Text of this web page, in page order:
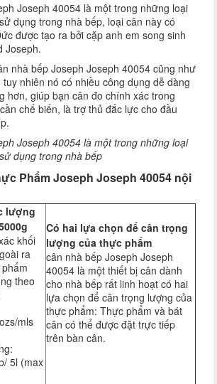
Joseph 40054 là một trong những loại
dụng trong nhà bếp, loại cân này có
được tạo ra bởi cặp anh em song sinh
Joseph.
nhà bếp Joseph Joseph 40054 cũng như
nhiên nó có nhiều công dụng dễ dàng
hơn, giúp bạn cân đo chính xác trong
chế biến, là trợ thủ đắc lực cho đầu
Joseph 40054 là một trong những loại
dụng trong nhà bếp
Phẩm Joseph Joseph 40054 nội
lượng
khối
ra
theo
mls
5l (max
Có hai lựa chọn để cân trọng
lượng của thực phẩm
cân nhà bếp Joseph Joseph
40054 là một thiết bị cân dành
cho nhà bếp rất linh hoạt có hai
lựa chọn để cân trọng lượng của
thực phẩm: Thực phẩm và bát
cân có thể được đặt trực tiếp
trên bàn cân.